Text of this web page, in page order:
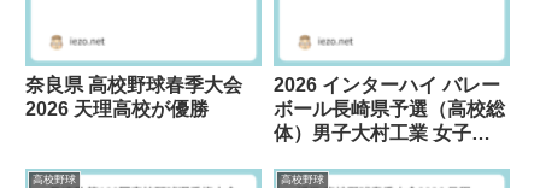
奈良県 高校野球春季大会
2026 天理高校が優勝
2026 インターハイ バレー
ボール長崎県予選（高校総
体）男子大村工業 女子西
高校野球 高校野球